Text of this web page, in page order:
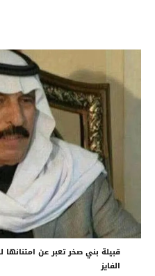
قبيلة بني صخر تعبر عن
الفايز